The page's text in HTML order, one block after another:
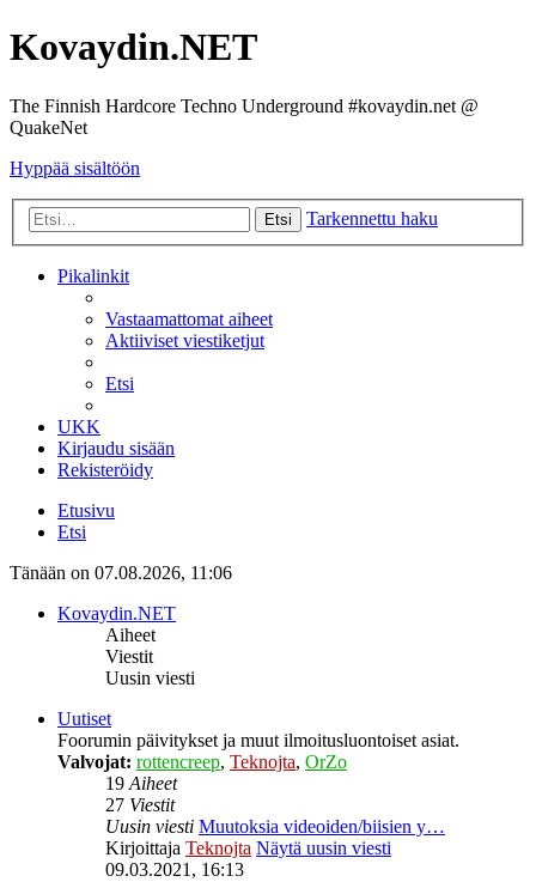
Kovaydin.NET
The Finnish Hardcore Techno Underground #kovaydin.net @
QuakeNet
Hyppää sisältöön
Etsi Tarkennettu haku
Pikalinkit
Vastaamattomat aiheet
Aktiiviset viestiketjut
Etsi
UKK
Kirjaudu sisään
Rekisteröidy
Etusivu
Etsi
Tänään on 07.08.2026, 11:06
Kovaydin.NET
Aiheet
Viestit
Uusin viesti
Uutiset
Foorumin päivitykset ja muut ilmoitusluontoiset asiat.
Valvojat: rottencreep, Teknojta, OrZo
19Aiheet
27 Viestit
Uusin viesti Muutoksia videoiden/biisien y…
Kirjoittaja Teknojta Näytä uusin viesti
09.03.2021, 16:13